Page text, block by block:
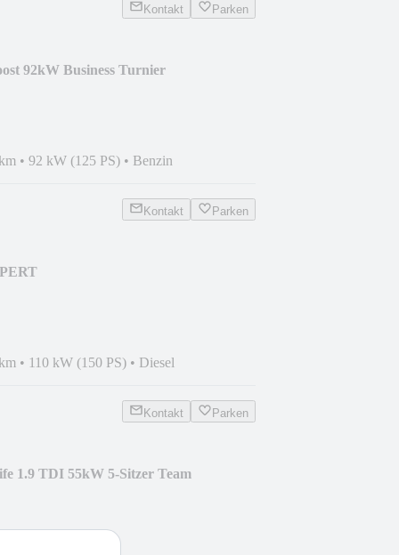
Kontakt Parken
92kW Business Turnier
• 92 kW (125 PS) • Benzin
Kontakt Parken
• 110 kW (150 PS) • Diesel
Kontakt Parken
1.9 TDI 55kW 5-Sitzer Team